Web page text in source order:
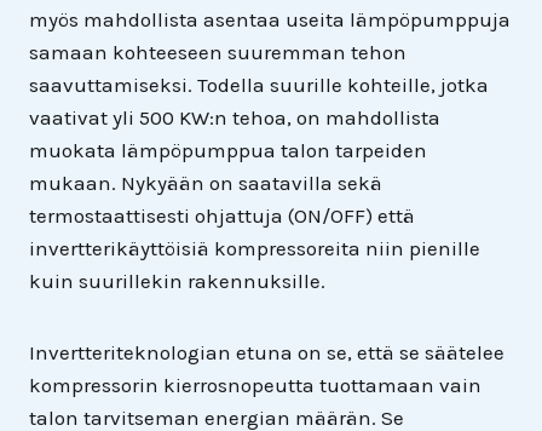
myös mahdollista asentaa useita lämpöpumppuja
samaan kohteeseen suuremman tehon
saavuttamiseksi. Todella suurille kohteille, jotka
vaativat yli 500 KW:n tehoa, on mahdollista
muokata lämpöpumppua talon tarpeiden
mukaan. Nykyään on saatavilla sekä
termostaattisesti ohjattuja (ON/OFF) että
invertterikäyttöisiä kompressoreita niin pienille
kuin suurillekin rakennuksille.
Invertteriteknologian etuna on se, että se säätelee
kompressorin kierrosnopeutta tuottamaan vain
talon tarvitseman energian määrän. Se